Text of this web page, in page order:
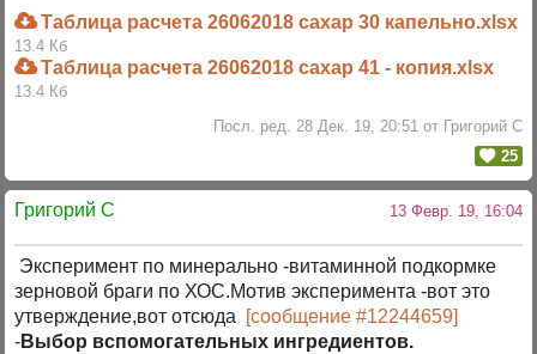
Таблица расчета 26062018 сахар 30 капельно.xlsx
13.4 Кб
Таблица расчета 26062018 сахар 41 - копия.xlsx
13.4 Кб
Посл. ред. 28 Дек. 19, 20:51 от Григорий C
25
Григорий C 13 Февр. 19, 16:04
Эксперимент по минерально -витаминной подкормке
зерновой браги по ХОС.Мотив эксперимента -вот это
утверждение,вот отсюда
[сообщение #12244659]
-Выбор вспомогательных ингредиентов.